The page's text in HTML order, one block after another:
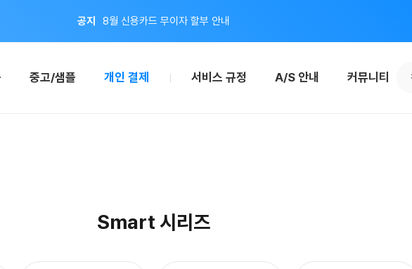
지금 회원가입하면 적립금 2,000원 드려요!
중고/샘플 개인 결제 서비스 규정 A/S 안내 커뮤니티
Smart 시리즈